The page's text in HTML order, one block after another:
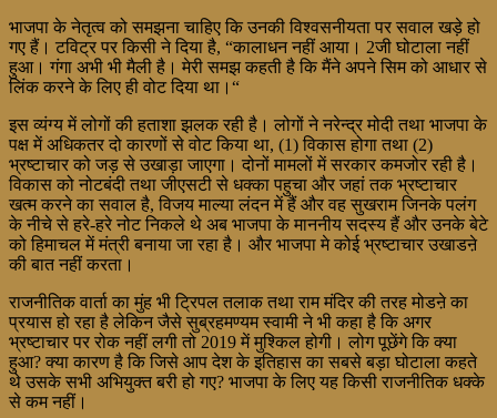
भाजपा के नेतृत्व को समझना चाहिए कि उनकी विश्वसनीयता पर सवाल खड़े हो
गए हैं। टविट्र पर किसी ने दिया है, “कालाधन नहीं आया। 2जी घोटाला नहीं
हुआ। गंगा अभी भी मैली है। मेरी समझ कहती है कि मैंने अपने सिम को आधार से
लिंक करने के लिए ही वोट दिया था।“
इस व्यंग्य में लोगों की हताशा झलक रही है। लोगों ने नरेन्द्र मोदी तथा भाजपा के
पक्ष में अधिकतर दो कारणों से वोट किया था, (1) विकास होगा तथा (2)
भ्रष्टाचार को जड़ से उखाड़ा जाएगा। दोनों मामलों में सरकार कमजोर रही है।
विकास को नोटबंदी तथा जीएसटी से धक्का पहुचा और जहां तक भ्रष्टाचार
खत्म करने का सवाल है, विजय माल्या लंदन में हैं और वह सुखराम जिनके पलंग
के नीचे से हरे-हरे नोट निकले थे अब भाजपा के माननीय सदस्य हैं और उनके बेटे
को हिमाचल में मंत्री बनाया जा रहा है। और भाजपा मे कोई भ्रष्टाचार उखाडऩे
की बात नहीं करता।
राजनीतिक वार्ता का मुंह भी ट्रिपल तलाक तथा राम मंदिर की तरह मोडऩे का
प्रयास हो रहा है लेकिन जैसे सुब्रहमण्यम स्वामी ने भी कहा है कि अगर
भ्रष्टाचार पर रोक नहीं लगी तो 2019 में मुश्किल होगी। लोग पूछेंगे कि क्या
हुआ? क्या कारण है कि जिसे आप देश के इतिहास का सबसे बड़ा घोटाला कहते
थे उसके सभी अभियुक्त बरी हो गए? भाजपा के लिए यह किसी राजनीतिक धक्के
से कम नहीं।